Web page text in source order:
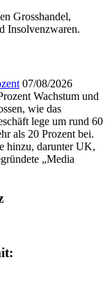
Grosshandel,
Insolvenzwaren.
07/08/2026
Wachstum und
wie das
lege um rund 60
als 20 Prozent bei.
hinzu, darunter UK,
„Media